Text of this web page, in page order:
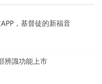
，基督徒的新福音
辨識功能上市